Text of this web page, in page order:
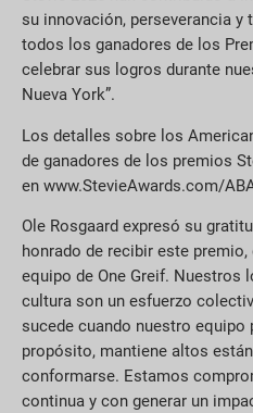
su innovación, perseverancia
todos los ganadores de los
celebrar sus logros durante
Nueva York”.
Los detalles sobre los
de ganadores de los premios
en www.StevieAwards.com/
Ole Rosgaard expresó su
honrado de recibir este premio,
equipo de One Greif. Nuestros
cultura son un esfuerzo
sucede cuando nuestro
propósito, mantiene altos
conformarse. Estamos
continua y con generar un